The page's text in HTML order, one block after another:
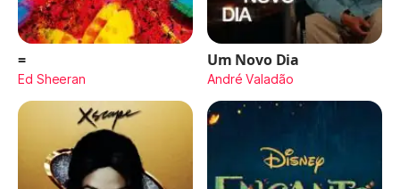
=
Ed Sheeran
Um Novo Dia
André Valadão